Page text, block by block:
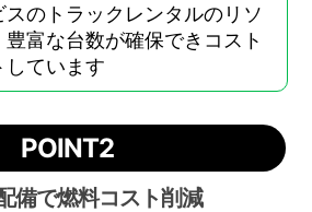
のトラックレンタルのリソ
富な台数が確保できコスト
しています
POINT2
備で燃料コスト削減